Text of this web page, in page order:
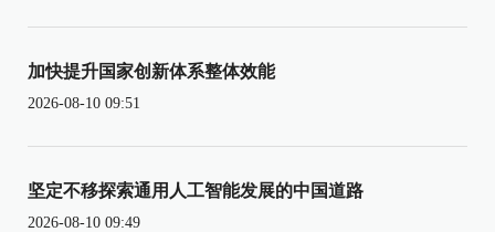
加快提升国家创新体系整体效能
2026-08-10 09:51
坚定不移探索通用人工智能发展的中国道路
2026-08-10 09:49